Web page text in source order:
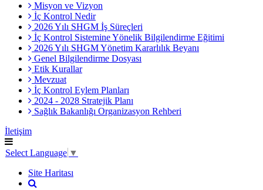
Misyon ve Vizyon
İç Kontrol Nedir
2026 Yılı SHGM İş Süreçleri
İç Kontrol Sistemine Yönelik Bilgilendirme Eğitimi
2026 Yılı SHGM Yönetim Kararlılık Beyanı
Genel Bilgilendirme Dosyası
Etik Kurallar
Mevzuat
İç Kontrol Eylem Planları
2024 - 2028 Stratejik Planı
Sağlık Bakanlığı Organizasyon Rehberi
İletişim
Select Language ▼
Site Haritası